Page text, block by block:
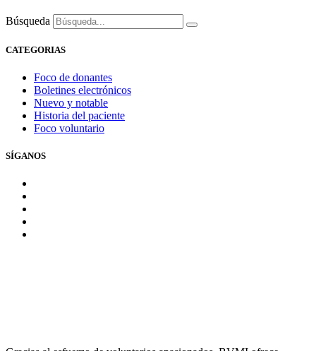
Búsqueda
CATEGORIAS
Foco de donantes
Boletines electrónicos
Nuevo y notable
Historia del paciente
Foco voluntario
SÍGANOS